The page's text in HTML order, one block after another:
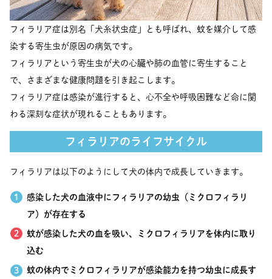
フィラリア症は別名「犬糸状虫症」とも呼ばれ、蚊を媒介して感
染する寄生虫が原因の病気です。
フィラリアという寄生虫が犬の心臓や肺の血管に寄生すること
で、さまざまな健康問題を引き起こします。
フィラリア症は感染が進行すると、心不全や呼吸困難など命に関
わる深刻な症状が現れることもあります。
フィラリアのライフサイクル
フィラリアは以下のようにして犬の体内で成長していきます。
感染した犬の血液中にフィラリアの幼虫（ミクロフィラリ
ア）が存在する
蚊が感染した犬の血を吸い、ミクロフィラリアを体内に取り
込む
蚊の体内でミクロフィラリアが感染能力を持つ幼虫に成長す